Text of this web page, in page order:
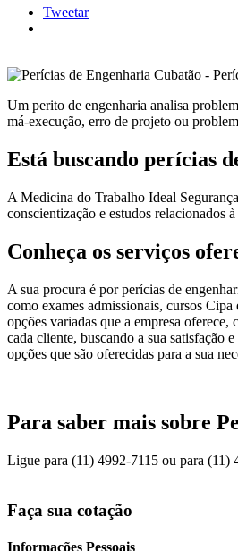
Tweetar
Um perito de engenharia analisa
má-execução, erro de projeto ou
Está buscando perícias
A Medicina do Trabalho Ideal
conscientização e estudos relacionados
Conheça os serviços
A sua procura é por perícias de
como exames admissionais, cursos
opções variadas que a empresa
cada cliente, buscando a sua satisfação
opções que são oferecidas para a sua
Para saber mais sobre
Ligue para (11) 4992-7115 ou para (11)
Faça sua cotação
Informações Pessoais